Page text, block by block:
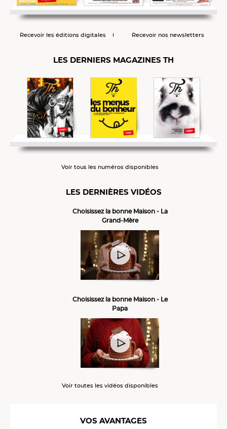
Recevoir les éditions digitales Recevoir nos newsletters
LES DERNIERS MAGAZINES TH
Voir tous les numéros disponibles
LES DERNIÈRES VIDÉOS
Choisissez la bonne Maison - La
Grand-Mère
Choisissez la bonne Maison - Le
Papa
Voir toutes les vidéos disponibles
VOS AVANTAGES